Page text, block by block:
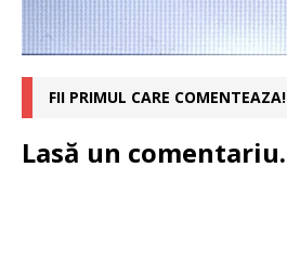
FII PRIMUL CARE COMENTEAZA!
Lasă un comentariu.